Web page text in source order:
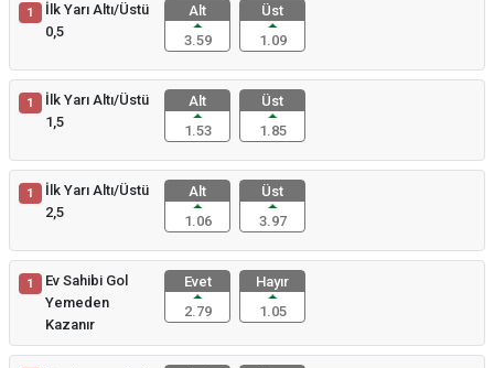
1
İlk Yarı Altı/Üstü
0,5
Alt
3.59
Üst
1.09
1
İlk Yarı Altı/Üstü
1,5
Alt
1.53
Üst
1.85
1
İlk Yarı Altı/Üstü
2,5
Alt
1.06
Üst
3.97
1
Ev Sahibi Gol
Yemeden
Kazanır
Evet
2.79
Hayır
1.05